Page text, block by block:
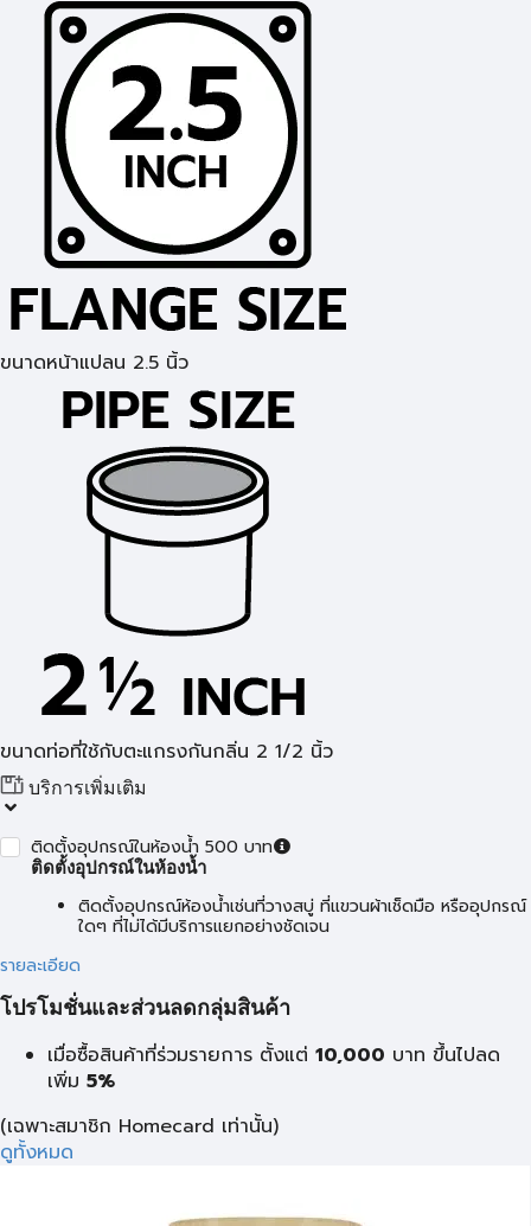
ขนาดหน้าแปลน 2.5 นิ้ว
ขนาดท่อที่ใช้กับตะแกรงกันกลิ่น 2 1/2 นิ้ว
บริการเพิ่มเติม
ติดตั้งอุปกรณ์ในห้องน้ำ 500 บาท
ติดตั้งอุปกรณ์ในห้องน้ำ
ติดตั้งอุปกรณ์ห้องน้ำเช่นที่วางสบู่ ที่แขวนผ้าเช็ดมือ หรืออุปกรณ์
ใดๆ ที่ไม่ได้มีบริการแยกอย่างชัดเจน
รายละเอียด
โปรโมชั่นและส่วนลดกลุ่มสินค้า
เมื่อซื้อสินค้าที่ร่วมรายการ ตั้งแต่ 10,000 บาท ขึ้นไปลด
เพิ่ม 5%
(เฉพาะสมาชิก Homecard เท่านั้น)
ดูทั้งหมด